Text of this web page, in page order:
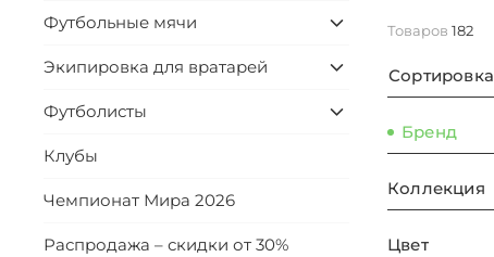
Товаров 182
Сортировка
Бренд
Коллекция
Цвет
Футбольные мячи
Экипировка для вратарей
Футболисты
Клубы
Чемпионат Мира 2026
Распродажа – скидки от 30%